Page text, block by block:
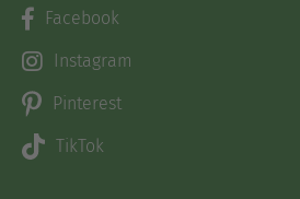
Facebook
Instagram
Pinterest
TikTok